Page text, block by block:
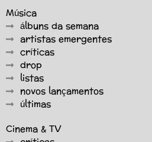
Música
álbuns da semana
artistas emergentes
críticas
drop
listas
novos lançamentos
últimas
Cinema & TV